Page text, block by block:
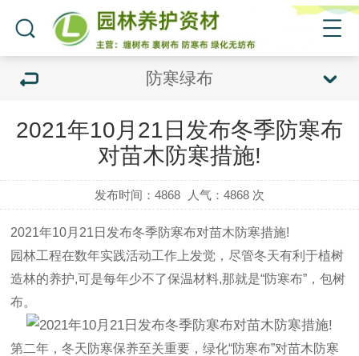
防寒绿布
2021年10月21日发布冬季防寒布
对苗木防寒措施!
发布时间：4868 人气： 4868 次
2021年10月21日发布冬季防寒布对苗木防寒措施!
园林工程在数年实践活动工作上发觉，尽管冬天有利于植树
造林的养护,可是每年少不了保温材料,那就是“防寒布”，包树
布。
第二年，冬天防寒保养至关重要，绿化“防寒布”对苗木防寒